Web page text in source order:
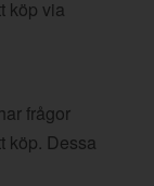
köp via
frågor
köp. Dessa